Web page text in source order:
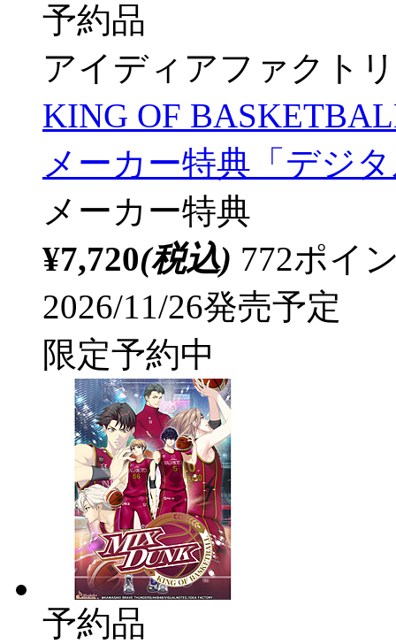
予約品
アイディアファクト
KING OF
メーカー特典「デジ
メーカー特典
¥7,720(税込) 772ポイ
2026/11/26発売予定
限定予約中
予約品